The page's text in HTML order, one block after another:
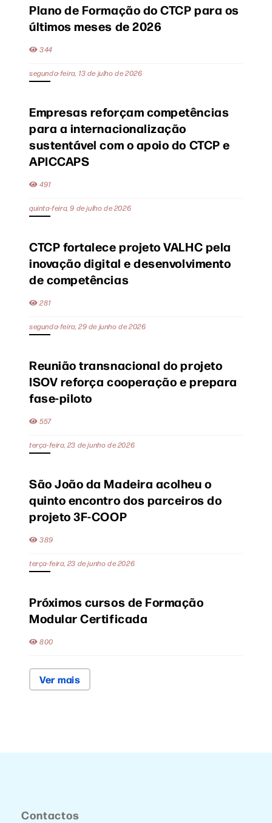
Plano de Formação do CTCP para os
últimos meses de 2026
344
segunda-feira, 13 de julho de 2026
Empresas reforçam competências
para a internacionalização
sustentável com o apoio do CTCP e
APICCAPS
491
quinta-feira, 9 de julho de 2026
CTCP fortalece projeto VALHC pela
inovação digital e desenvolvimento
de competências
281
segunda-feira, 29 de junho de 2026
Reunião transnacional do projeto
ISOV reforça cooperação e prepara
fase-piloto
557
terça-feira, 23 de junho de 2026
São João da Madeira acolheu o
quinto encontro dos parceiros do
projeto 3F-COOP
389
terça-feira, 23 de junho de 2026
Próximos cursos de Formação
Modular Certificada
800
Ver mais
Contactos